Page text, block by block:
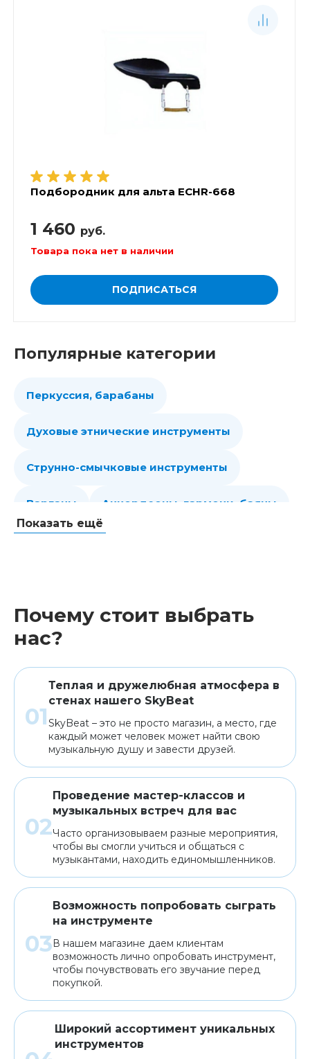
Подбородник для альта ECHR-668
1 460 руб.
Товара пока нет в наличии
ПОДПИСАТЬСЯ
Популярные категории
Перкуссия, барабаны
Духовые этнические инструменты
Струнно-смычковые инструменты
Варганы Аккордеоны, гармони, баяны
Клавишные Сувениры, подарки
Аренда
Показать ещё
Почему стоит выбрать
нас?
Теплая и дружелюбная атмосфера в
стенах нашего SkyBeat
SkyBeat – это не просто магазин, а место, где
каждый может человек может найти свою
музыкальную душу и завести друзей.
Проведение мастер-классов и
музыкальных встреч для вас
Часто организовываем разные мероприятия,
чтобы вы смогли учиться и общаться с
музыкантами, находить единомышленников.
Возможность попробовать сыграть
на инструменте
В нашем магазине даем клиентам
возможность лично опробовать инструмент,
чтобы почувствовать его звучание перед
покупкой.
Широкий ассортимент уникальных
инструментов